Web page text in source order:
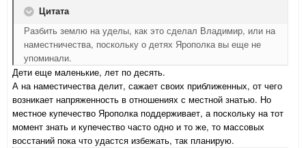
Цитата
Разбить землю на уделы, как это сделал Владимир, или на
наместничества, поскольку о детях Ярополка вы еще не
упоминали.
Дети еще маленькие, лет по десять.
А на наместичества делит, сажает своих приближенных, от чего
возникает напряженность в отношениях с местной знатью. Но
местное купечество Ярополка поддерживает, а поскольку на тот
момент знать и купечество часто одно и то же, то массовых
восстаний пока что удастся избежать, так планирую.